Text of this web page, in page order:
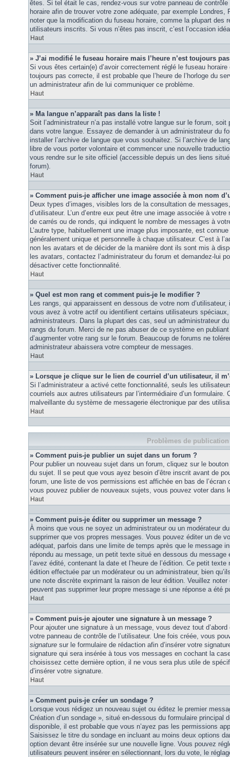
êtes. Si tel était le cas, rendez-vous sur votre panneau de
horaire afin de trouver votre zone adéquate, par exemple
noter que la modification du fuseau horaire, comme la plupart des
utilisateurs inscrits. Si vous n’êtes pas inscrit, c’est l’occasion
Haut
» J’ai modifié le fuseau horaire mais l’heure n’est toujours
Si vous êtes certain(e) d’avoir correctement réglé le fuseau horaire
toujours pas correcte, il est probable que l’heure de l’horloge du
un administrateur afin de lui communiquer ce problème.
Haut
» Ma langue n’apparaît pas dans la liste !
Soit l’administrateur n’a pas installé votre langue sur le forum, soit
dans votre langue. Essayez de demander à un administrateur du
installer l’archive de langue que vous souhaitez. Si l’archive de
libre de vous porter volontaire et commencer une nouvelle
vous rendre sur le site officiel (accessible depuis un des liens
forum).
Haut
» Comment puis-je afficher une image associée à mon nom
Deux types d’images, visibles lors de la consultation de
d’utilisateur. L’un d’entre eux peut être une image associée à
de carrés ou de ronds, qui indiquent le nombre de messages à
L’autre type, habituellement une image plus imposante, est
généralement unique et personnelle à chaque utilisateur. C’est à
non les avatars et de décider de la manière dont ils sont mis à
les avatars, contactez l’administrateur du forum et demandez-lui
désactiver cette fonctionnalité.
Haut
» Quel est mon rang et comment puis-je le modifier ?
Les rangs, qui apparaissent en dessous de votre nom
vous avez à votre actif ou identifient certains utilisateurs
administrateurs. Dans la plupart des cas, seul un administrateur
rangs du forum. Merci de ne pas abuser de ce système en
d’augmenter votre rang sur le forum. Beaucoup de forums ne
administrateur abaissera votre compteur de messages.
Haut
» Lorsque je clique sur le lien de courriel d’un utilisateur, il
Si l’administrateur a activé cette fonctionnalité, seuls les
courriels aux autres utilisateurs par l’intermédiaire d’un formulaire.
malveillante du système de messagerie électronique par des
Haut
Problèmes de publication
» Comment puis-je publier un sujet dans un forum ?
Pour publier un nouveau sujet dans un forum, cliquez sur le
du sujet. Il se peut que vous ayez besoin d’être inscrit avant de
forum, une liste de vos permissions est affichée en bas de
vous pouvez publier de nouveaux sujets, vous pouvez voter dans
Haut
» Comment puis-je éditer ou supprimer un message ?
À moins que vous ne soyez un administrateur ou un modérateur
supprimer que vos propres messages. Vous pouvez éditer un de
adéquat, parfois dans une limite de temps après que le message
répondu au message, un petit texte situé en dessous du message
l’avez édité, contenant la date et l’heure de l’édition. Ce petit texte
édition effectuée par un modérateur ou un administrateur, bien
une note discrète exprimant la raison de leur édition. Veuillez
peuvent pas supprimer leur propre message si une réponse a été
Haut
» Comment puis-je ajouter une signature à un message ?
Pour ajouter une signature à un message, vous devez tout d’abord
votre panneau de contrôle de l’utilisateur. Une fois créée, vous
signature sur le formulaire de rédaction afin d’insérer votre
signature qui sera insérée à tous vos messages en cochant la
choisissez cette dernière option, il ne vous sera plus utile de
d’insérer votre signature.
Haut
» Comment puis-je créer un sondage ?
Lorsque vous rédigez un nouveau sujet ou éditez le premier
Création d’un sondage », situé en-dessous du formulaire principal
disponible, il est probable que vous n’ayez pas les permissions
Saisissez le titre du sondage en incluant au moins deux options
option devant être insérée sur une nouvelle ligne. Vous pouvez
utilisateurs peuvent insérer en sélectionnant, lors du vote, le